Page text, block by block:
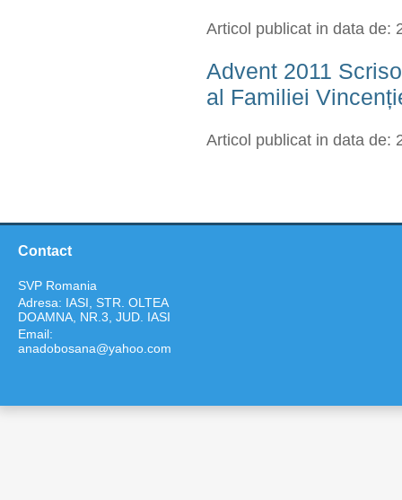
Articol publicat in data de:
Advent 2011
al Familiei
Articol publicat in data de:
Contact
SVP Romania
Adresa: IASI, STR. OLTEA
DOAMNA, NR.3, JUD. IASI
Email:
anadobosana@yahoo.com